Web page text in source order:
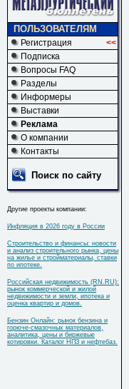
ПОЛЬЗОВАТЕЛЯМ
Регистрация
<<
Подписка
Вопросы FAQ
Разделы
Информеры
Выставки
Реклама
О компании
Контакты
Поиск по сайту
Другие проекты компании:
Инфляция в 2026 году в России
Строительство и финансы: новости
и анализ строительного рынка, цены
на жилье и стройматериалы, ставки
по ипотеке.
Российская недвижимость (RN.RU):
рынок коммерческой и жилой
недвижимости и земли, ипотека и
оценка квартир и домов.
Бензин Онлайн: рынок бензина и
горюче-смазочных материалов,
аналитика, цены и биржевые
котировки. Каталог НПЗ и нефтебаз.